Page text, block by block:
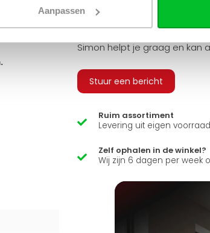
Aanpassen
snelle en
cv buizen
luxe
Heb je een vraag over
Simon helpt je graag en kan
Stuur een bericht
Ruim assortiment
Levering uit eigen voorraad
Zelf ophalen in de winkel?
Wij zijn 6 dagen per week